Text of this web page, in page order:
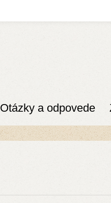
Otázky a odpovede